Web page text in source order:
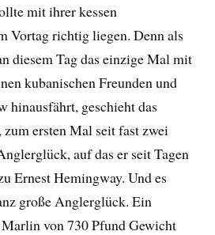
mit ihrer kessen
Vortag richtig liegen. Denn als
diesem Tag das einzige Mal mit
kubanischen Freunden und
hinausfährt, geschieht das
ersten Mal seit fast zwei
auf das er seit Tagen
Ernest Hemingway. Und es
große Anglerglück. Ein
von 730 Pfund Gewicht